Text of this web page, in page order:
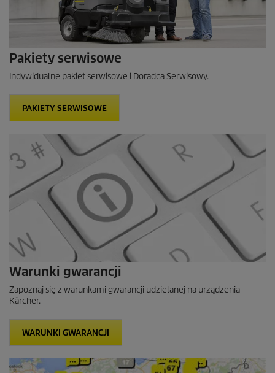
Pakiety serwisowe
Indywidualne pakiet serwisowe i Doradca Serwisowy.
PAKIETY SERWISOWE
Warunki gwarancji
Zapoznaj się z warunkami gwarancji udzielanej na urządzenia
Kärcher.
WARUNKI GWARANCJI